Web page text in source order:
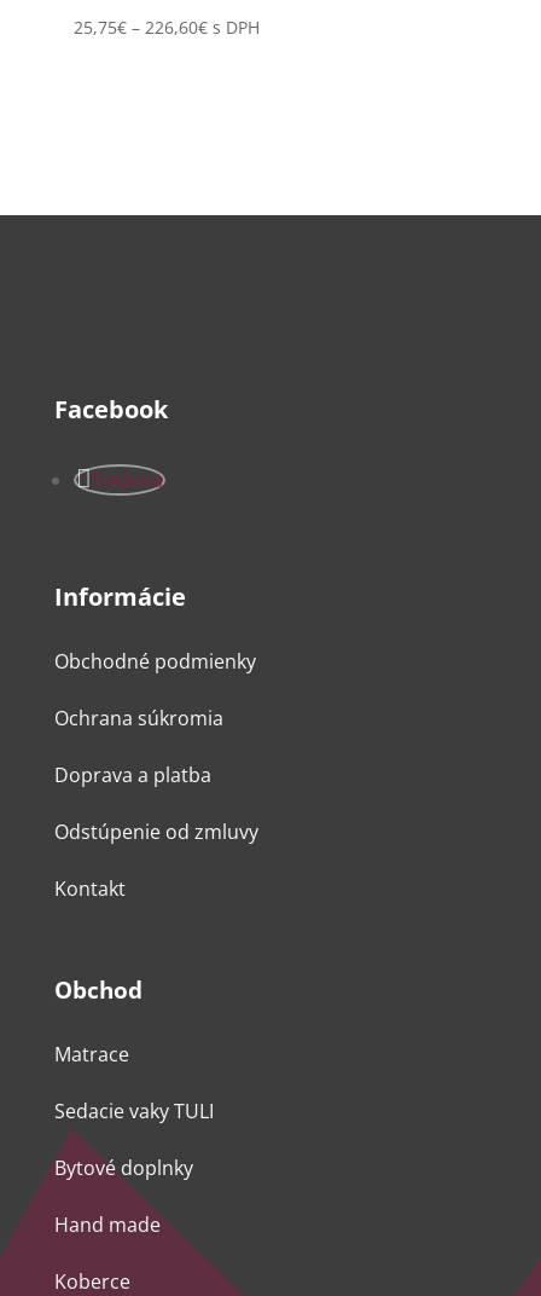
25,75€ – 226,60€Price
s DPH
Facebook
Sledova
Informácie
Obchodné podmienky
Ochrana súkromia
Doprava a platba
Odstúpenie od zmluvy
Kontakt
Obchod
Matrace
Sedacie vaky TULI
Bytové doplnky
Hand made
Koberce